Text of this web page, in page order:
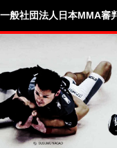
一般社団法人日本MMA審